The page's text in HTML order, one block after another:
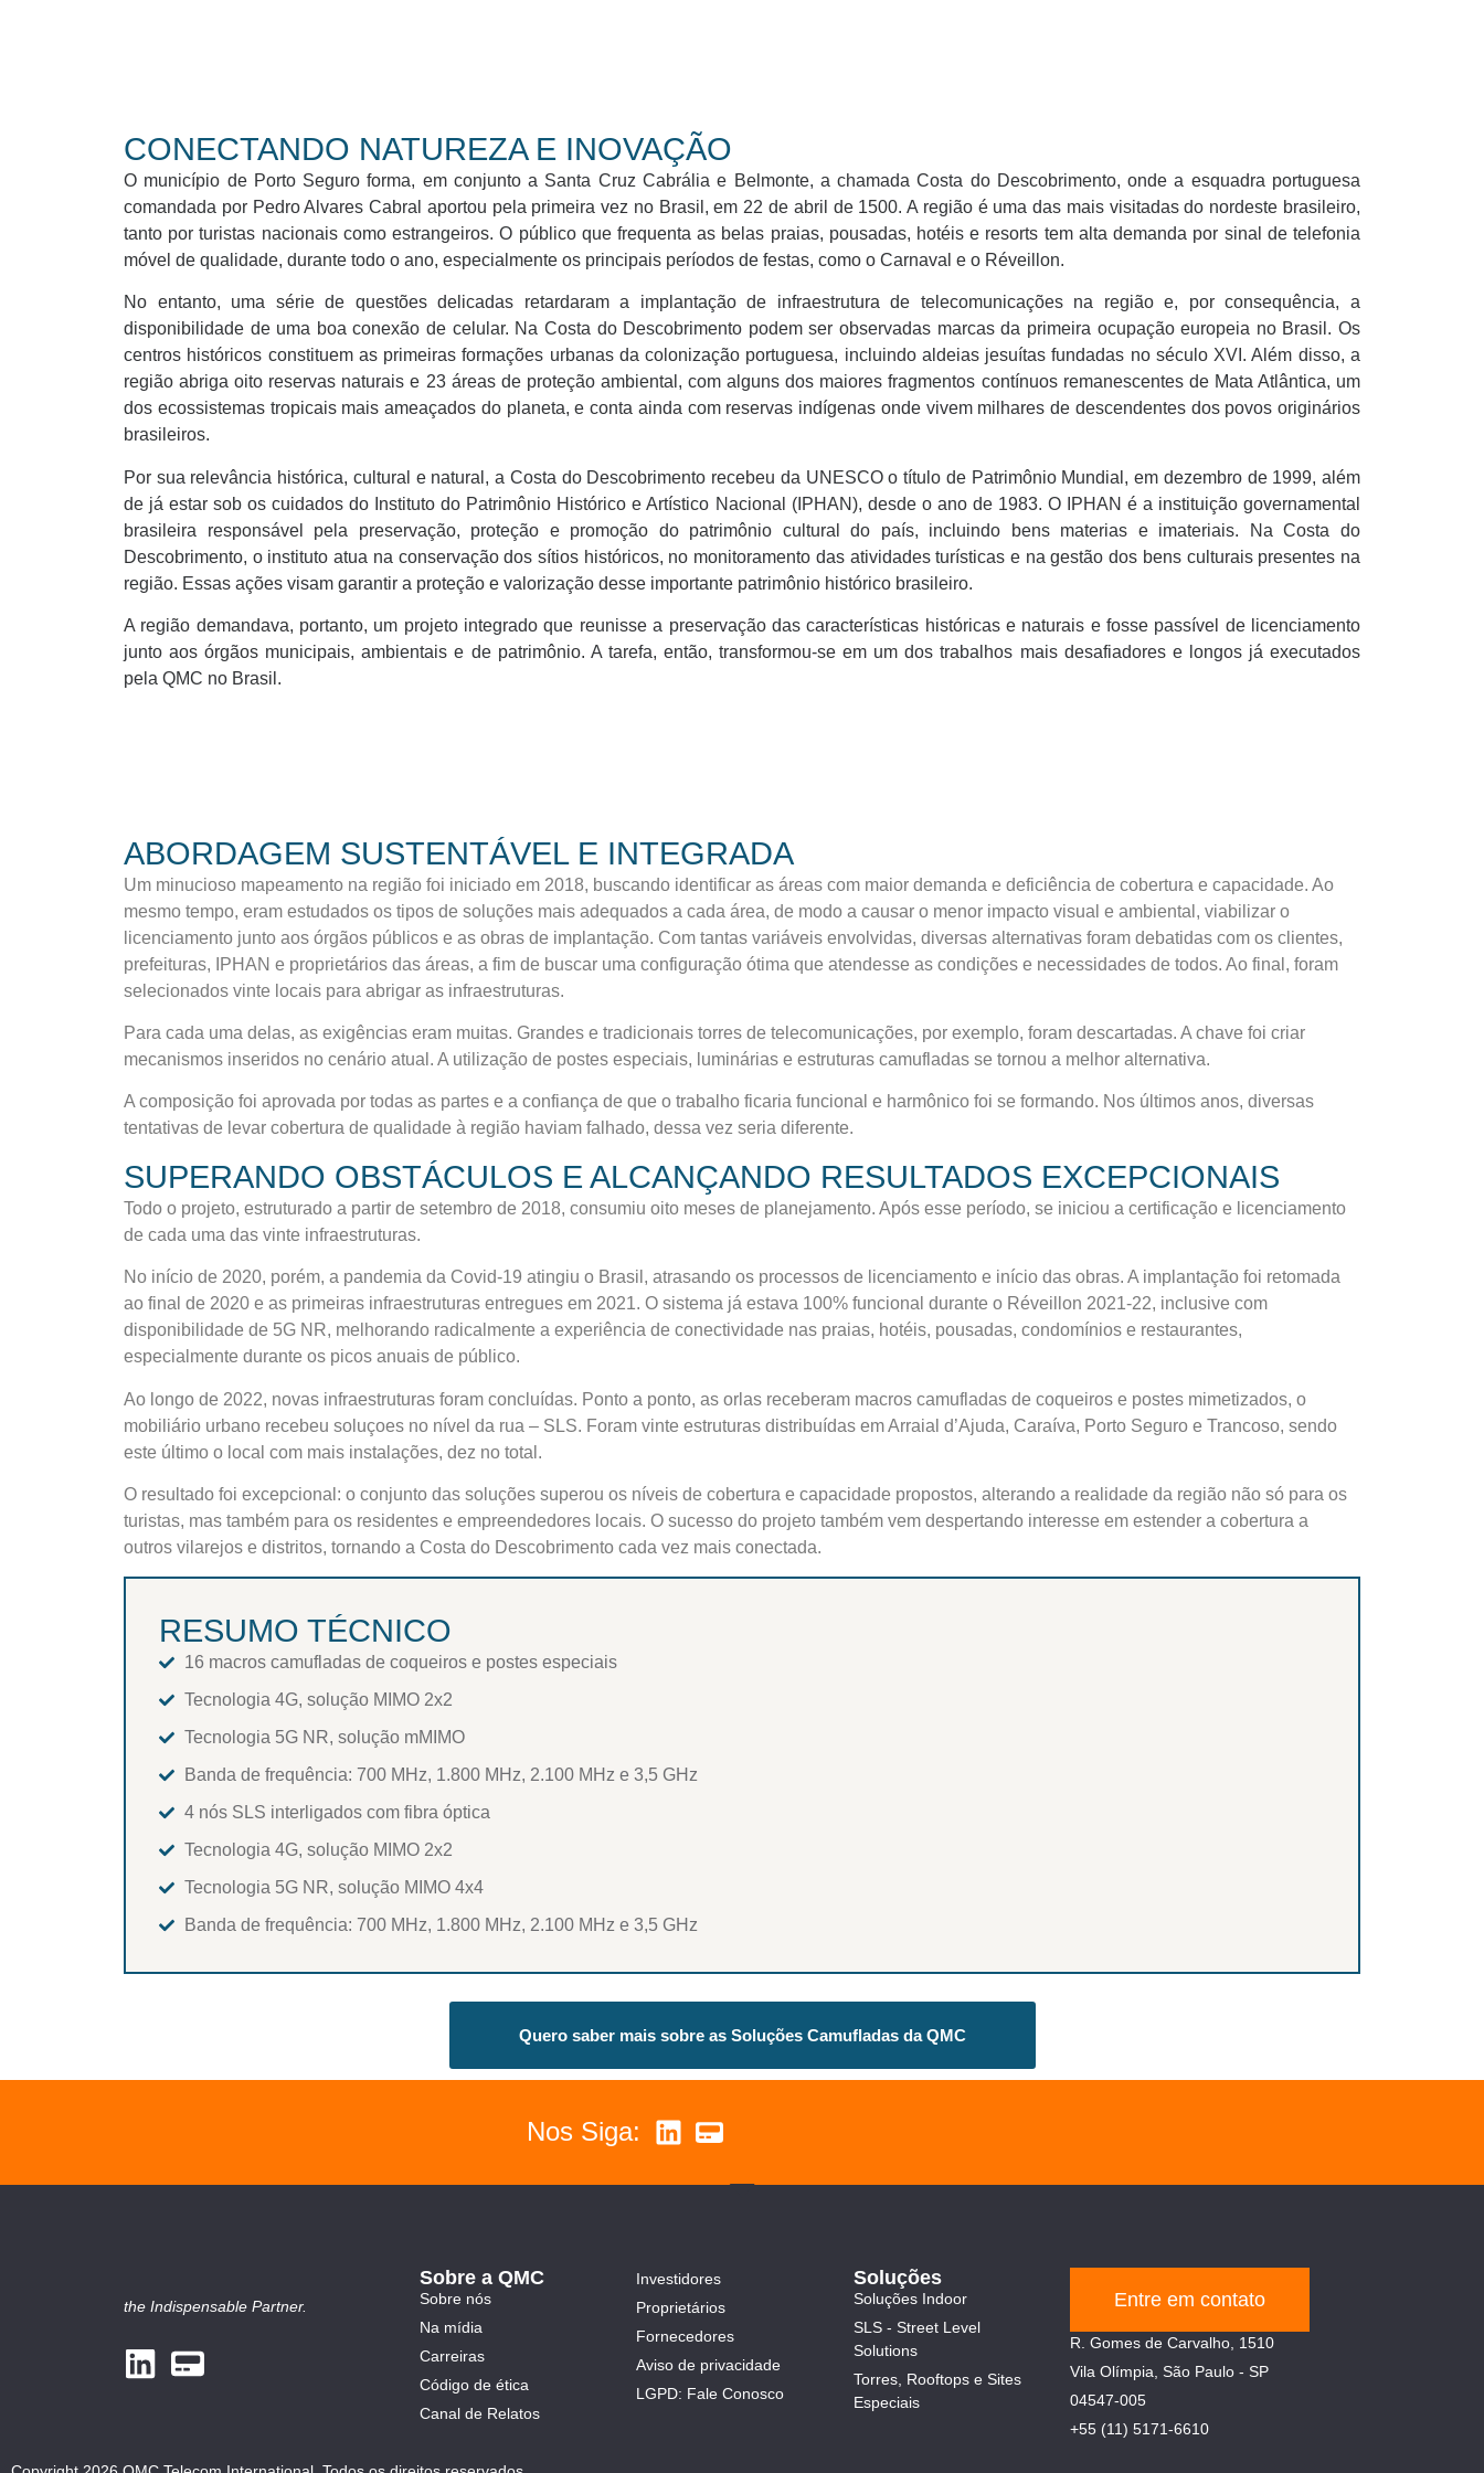
CONECTANDO NATUREZA E INOVAÇÃO
O município de Porto Seguro forma, em conjunto a Santa Cruz Cabrália e Belmonte, a chamada Costa do Descobrimento, onde a esquadra portuguesa
comandada por Pedro Alvares Cabral aportou pela primeira vez no Brasil, em 22 de abril de 1500. A região é uma das mais visitadas do nordeste brasileiro,
tanto por turistas nacionais como estrangeiros. O público que frequenta as belas praias, pousadas, hotéis e resorts tem alta demanda por sinal de telefonia
móvel de qualidade, durante todo o ano, especialmente os principais períodos de festas, como o Carnaval e o Réveillon.
No entanto, uma série de questões delicadas retardaram a implantação de infraestrutura de telecomunicações na região e, por consequência, a
disponibilidade de uma boa conexão de celular. Na Costa do Descobrimento podem ser observadas marcas da primeira ocupação europeia no Brasil. Os
centros históricos constituem as primeiras formações urbanas da colonização portuguesa, incluindo aldeias jesuítas fundadas no século XVI. Além disso, a
região abriga oito reservas naturais e 23 áreas de proteção ambiental, com alguns dos maiores fragmentos contínuos remanescentes de Mata Atlântica, um
dos ecossistemas tropicais mais ameaçados do planeta, e conta ainda com reservas indígenas onde vivem milhares de descendentes dos povos originários
brasileiros.
Por sua relevância histórica, cultural e natural, a Costa do Descobrimento recebeu da UNESCO o título de Patrimônio Mundial, em dezembro de 1999, além
de já estar sob os cuidados do Instituto do Patrimônio Histórico e Artístico Nacional (IPHAN), desde o ano de 1983. O IPHAN é a instituição governamental
brasileira responsável pela preservação, proteção e promoção do patrimônio cultural do país, incluindo bens materias e imateriais. Na Costa do
Descobrimento, o instituto atua na conservação dos sítios históricos, no monitoramento das atividades turísticas e na gestão dos bens culturais presentes na
região. Essas ações visam garantir a proteção e valorização desse importante patrimônio histórico brasileiro.
A região demandava, portanto, um projeto integrado que reunisse a preservação das características históricas e naturais e fosse passível de licenciamento
junto aos órgãos municipais, ambientais e de patrimônio. A tarefa, então, transformou-se em um dos trabalhos mais desafiadores e longos já executados
pela QMC no Brasil.
ABORDAGEM SUSTENTÁVEL E INTEGRADA
Um minucioso mapeamento na região foi iniciado em 2018, buscando identificar as áreas com maior demanda e deficiência de cobertura e capacidade. Ao
mesmo tempo, eram estudados os tipos de soluções mais adequados a cada área, de modo a causar o menor impacto visual e ambiental, viabilizar o
licenciamento junto aos órgãos públicos e as obras de implantação. Com tantas variáveis envolvidas, diversas alternativas foram debatidas com os clientes,
prefeituras, IPHAN e proprietários das áreas, a fim de buscar uma configuração ótima que atendesse as condições e necessidades de todos. Ao final, foram
selecionados vinte locais para abrigar as infraestruturas.
Para cada uma delas, as exigências eram muitas. Grandes e tradicionais torres de telecomunicações, por exemplo, foram descartadas. A chave foi criar
mecanismos inseridos no cenário atual. A utilização de postes especiais, luminárias e estruturas camufladas se tornou a melhor alternativa.
A composição foi aprovada por todas as partes e a confiança de que o trabalho ficaria funcional e harmônico foi se formando. Nos últimos anos, diversas
tentativas de levar cobertura de qualidade à região haviam falhado, dessa vez seria diferente.
SUPERANDO OBSTÁCULOS E ALCANÇANDO RESULTADOS EXCEPCIONAIS
Todo o projeto, estruturado a partir de setembro de 2018, consumiu oito meses de planejamento. Após esse período, se iniciou a certificação e licenciamento
de cada uma das vinte infraestruturas.
No início de 2020, porém, a pandemia da Covid-19 atingiu o Brasil, atrasando os processos de licenciamento e início das obras. A implantação foi retomada
ao final de 2020 e as primeiras infraestruturas entregues em 2021. O sistema já estava 100% funcional durante o Réveillon 2021-22, inclusive com
disponibilidade de 5G NR, melhorando radicalmente a experiência de conectividade nas praias, hotéis, pousadas, condomínios e restaurantes,
especialmente durante os picos anuais de público.
Ao longo de 2022, novas infraestruturas foram concluídas. Ponto a ponto, as orlas receberam macros camufladas de coqueiros e postes mimetizados, o
mobiliário urbano recebeu soluçoes no nível da rua – SLS. Foram vinte estruturas distribuídas em Arraial d’Ajuda, Caraíva, Porto Seguro e Trancoso, sendo
este último o local com mais instalações, dez no total.
O resultado foi excepcional: o conjunto das soluções superou os níveis de cobertura e capacidade propostos, alterando a realidade da região não só para os
turistas, mas também para os residentes e empreendedores locais. O sucesso do projeto também vem despertando interesse em estender a cobertura a
outros vilarejos e distritos, tornando a Costa do Descobrimento cada vez mais conectada.
RESUMO TÉCNICO
16 macros camufladas de coqueiros e postes especiais
Tecnologia 4G, solução MIMO 2x2
Tecnologia 5G NR, solução mMIMO
Banda de frequência: 700 MHz, 1.800 MHz, 2.100 MHz e 3,5 GHz
4 nós SLS interligados com fibra óptica
Tecnologia 4G, solução MIMO 2x2
Tecnologia 5G NR, solução MIMO 4x4
Banda de frequência: 700 MHz, 1.800 MHz, 2.100 MHz e 3,5 GHz
Quero saber mais sobre as Soluções Camufladas da QMC
Nos Siga:
the Indispensable Partner.
Sobre a QMC
Sobre nós
Na mídia
Carreiras
Código de ética
Canal de Relatos
Investidores
Proprietários
Fornecedores
Aviso de privacidade
LGPD: Fale Conosco
Soluções
Soluções Indoor
SLS - Street Level
Solutions
Torres, Rooftops e Sites
Especiais
Entre em contato
R. Gomes de Carvalho, 1510
Vila Olímpia, São Paulo - SP
04547-005
+55 (11) 5171-6610